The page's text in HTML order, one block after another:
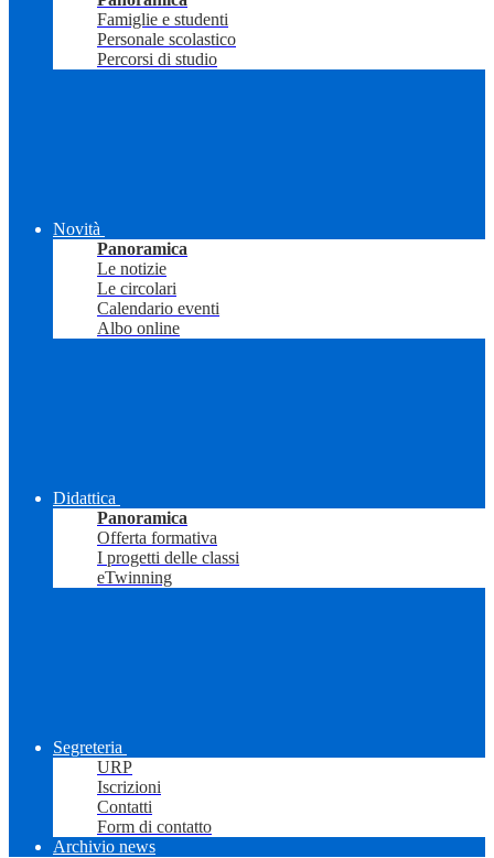
Famiglie e studenti
Personale scolastico
Percorsi di studio
Novità
Panoramica
Le notizie
Le circolari
Calendario eventi
Albo online
Didattica
Panoramica
Offerta formativa
I progetti delle classi
eTwinning
Segreteria
URP
Iscrizioni
Contatti
Form di contatto
Archivio news